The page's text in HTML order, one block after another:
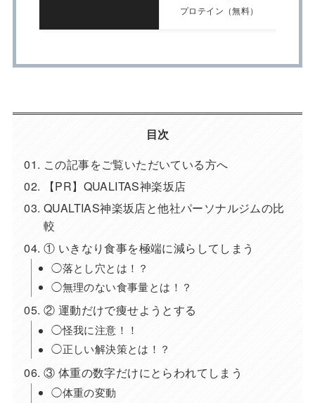
プロテイン（無料）
目次
この記事をご覧いただいている方へ
【PR】QUALITAS神楽坂店
QUALTIAS神楽坂店と他社パーソナルジムの比
較
① いきなり食事を極端に減らしてしまう
◯落とし穴とは！？
◯無理のない食事量とは！？
② 運動だけで痩せようとする
◯怪我に注意！！
◯正しい解決策とは！？
③ 体重の数字だけにとらわれてしまう
◯体重の変動